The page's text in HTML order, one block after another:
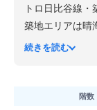
トロ日比谷線
築地エリアは晴
直通でアクセス
続きを読む
階数